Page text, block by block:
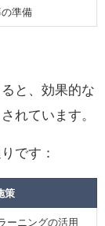
準備
と、効果的な
れています。
です：
策
ーニングの活用